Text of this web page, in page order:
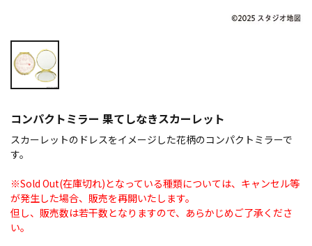
コンパクトミラー 果てしなきスカーレット
スカーレットのドレスをイメージした花柄のコンパクトミラーで
す。
※Sold Out(在庫切れ)となっている種類については、キャンセル等
が発生した場合、販売を再開いたします。
但し、販売数は若干数となりますので、あらかじめご了承くださ
い。